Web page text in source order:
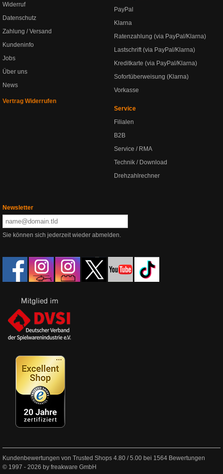
Widerruf
Datenschutz
Zahlung / Versand
Kundeninfo
Jobs
Über uns
News
Vertrag Widerrufen
PayPal
Klarna
Ratenzahlung (via PayPal/Klarna)
Lastschrift (via PayPal/Klarna)
Kreditkarte (via PayPal/Klarna)
Sofortüberweisung (Klarna)
Vorkasse
Service
Filialen
B2B
Service / RMA
Technik / Download
Drehzahlrechner
Newsletter
Sie können sich jederzeit wieder abmelden.
Kundenbewertungen von Trusted Shops 4.80 /5.00 bei 1564 Bewertungen
© 1997 - 2026 by freakware GmbH